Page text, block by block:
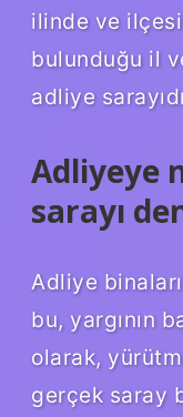
ilinde ve
bulunduğu il
adliye
Adliyeye
sarayı
Adliye
bu, yargının
olarak,
gerçek saray